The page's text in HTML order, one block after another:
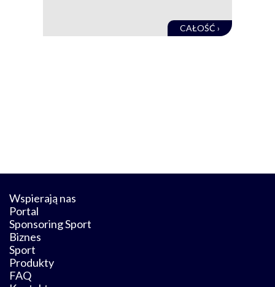
CAŁOŚĆ ›
Wspierają nas
Portal
Sponsoring Sport
Biznes
Sport
Produkty
FAQ